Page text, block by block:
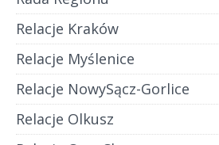
Relacje Kraków
Relacje Myślenice
Relacje NowySącz-Gorlice
Relacje Olkusz